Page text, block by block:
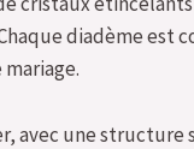
diadème
une